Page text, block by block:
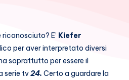
E’ Kiefer
per aver interpretato diversi
soprattutto per essere il
serie tv24. Certo a guardare la